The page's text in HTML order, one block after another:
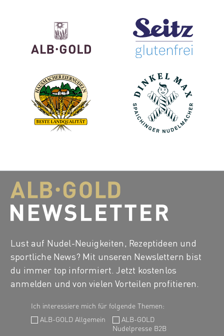
Lust auf Nudel-Neuigkeiten, Rezeptideen und
sportliche News? Mit unseren Newslettern bist
du immer top informiert. Jetzt kostenlos
anmelden und von vielen Vorteilen profitieren.